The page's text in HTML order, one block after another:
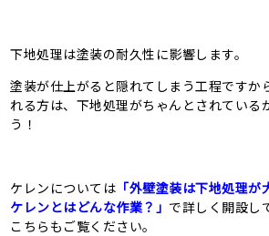
下地処理は塗装の耐久性に影響します。
塗装が仕上がると隠れてしまう工程ですか
れる方は、下地処理がちゃんとされている
う！
ケレンについては 「外壁塗装は下地処理
ケレンとはどんな作業？」 で詳しく開設し
こちらもご覧ください。